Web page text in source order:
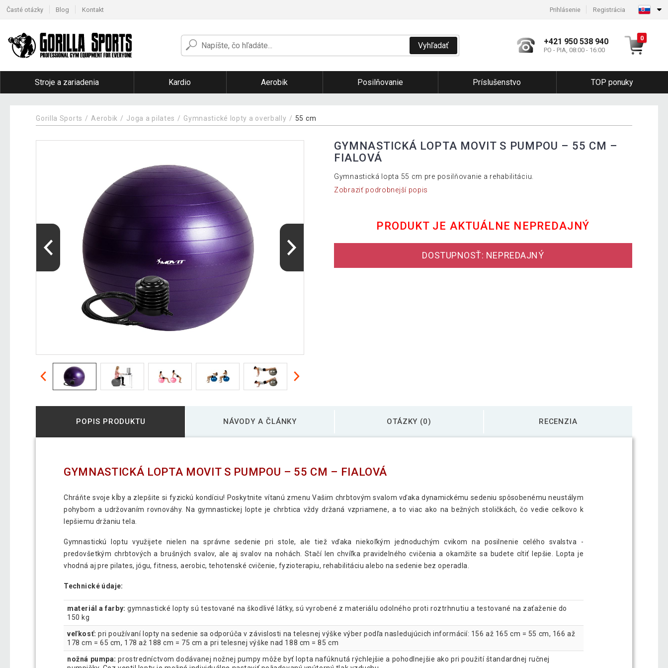
Časté otázky Blog Kontakt Prihlásenie Registrácia
Vyhľadať +421 950 538 940
PO - PIA, 08:00 - 16:00
0
Stroje a zariadenia Kardio Aerobik Posilňovanie Príslušenstvo TOP ponuky
Gorilla Sports Aerobik Joga a pilates Gymnastické lopty a overbally 55 cm
GYMNASTICKÁ LOPTA MOVIT S PUMPOU – 55 CM –
FIALOVÁ
Gymnastická lopta 55 cm pre posilňovanie a rehabilitáciu.
Zobraziť podrobnejší popis
PRODUKT JE AKTUÁLNE NEPREDAJNÝ
DOSTUPNOSŤ: NEPREDAJNÝ
POPIS PRODUKTU NÁVODY A ČLÁNKY OTÁZKY (0) RECENZIA
GYMNASTICKÁ LOPTA MOVIT S PUMPOU – 55 CM – FIALOVÁ
Chráňte svoje kĺby a zlepšite si fyzickú kondíciu! Poskytnite vítanú zmenu Vašim chrbtovým svalom vďaka dynamickému sedeniu spôsobenému neustálym
pohybom a udržovaním rovnováhy. Na gymnastickej lopte je chrbtica vždy držaná vzpriamene, a to viac ako na bežných stoličkách, čo vedie celkovo k
lepšiemu držaniu tela.
Gymnastickú loptu využijete nielen na správne sedenie pri stole, ale tiež vďaka niekoľkým jednoduchým cvikom na posilnenie celého svalstva -
predovšetkým chrbtových a brušných svalov, ale aj svalov na nohách. Stačí len chvíľka pravidelného cvičenia a okamžite sa budete cítiť lepšie. Lopta je
vhodná aj pre pilates, jógu, fitness, aerobic, tehotenské cvičenie, fyzioterapiu, rehabilitáciu alebo na sedenie bez operadla.
Technické údaje:
materiál a farby:gymnastické lopty sú testované na škodlivé látky, sú vyrobené z materiálu odolného proti roztrhnutiu a testované na zaťaženie do
150 kg
veľkosť: pri používaní lopty na sedenie sa odporúča v závislosti na telesnej výške výber podľa nasledujúcich informácií: 156 až 165 cm = 55 cm, 166 až
178 cm = 65 cm, 178 až 188 cm = 75 cm a pri telesnej výške nad 188 cm = 85 cm
nožná pumpa: prostredníctvom dodávanej nožnej pumpy môže byť lopta nafúknutá rýchlejšie a pohodlnejšie ako pri použití štandardnej ručnej